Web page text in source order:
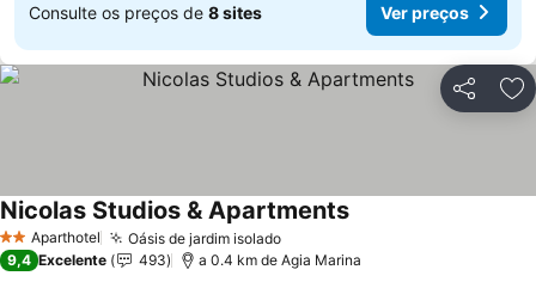
Consulte os preços de 8 sites Ver preços
Partilhar
2 EstrelasAparthotel Oásis de jardim isolado
Nicolas Studios & Apartments
9,4 Excelente 493 a 0.4 km de Agia Marina